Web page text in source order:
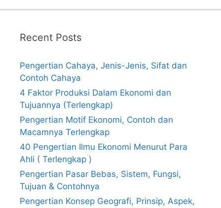
Recent Posts
Pengertian Cahaya, Jenis-Jenis, Sifat dan
Contoh Cahaya
4 Faktor Produksi Dalam Ekonomi dan
Tujuannya (Terlengkap)
Pengertian Motif Ekonomi, Contoh dan
Macamnya Terlengkap
40 Pengertian Ilmu Ekonomi Menurut Para
Ahli ( Terlengkap )
Pengertian Pasar Bebas, Sistem, Fungsi,
Tujuan & Contohnya
Pengertian Konsep Geografi, Prinsip, Aspek,